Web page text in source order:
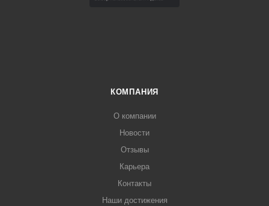
КОМПАНИЯ
О компании
Новости
Отзывы
Карьера
Контакты
Наши достижения